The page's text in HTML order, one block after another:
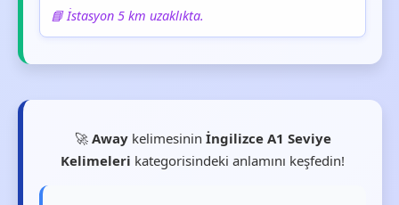
📘 İstasyon 5 km uzaklıkta.
🚀 Awaykelimesinin İngilizce A1 Seviye
Kelimeleri kategorisindeki anlamını keşfedin!